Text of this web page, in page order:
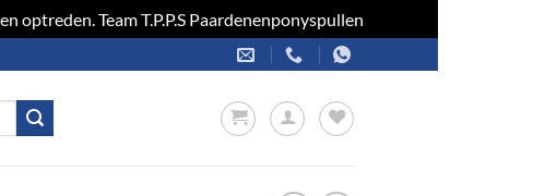
Team T.P.P.S Paardenenponyspullen